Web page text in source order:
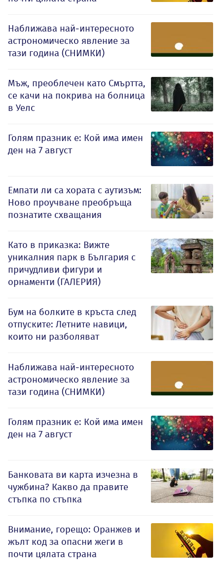
Наближава най-интересното
астрономическо явление за
тази година (СНИМКИ)
Мъж, преоблечен като Смъртта,
се качи на покрива на болница
в Уелс
Голям празник е: Кой има имен
ден на 7 август
Емпати ли са хората с аутизъм:
Ново проучване преобръща
познатите схващания
Като в приказка: Вижте
уникалния парк в България с
причудливи фигури и
орнаменти (ГАЛЕРИЯ)
Бум на болките в кръста след
отпуските: Летните навици,
които ни разболяват
Наближава най-интересното
астрономическо явление за
тази година (СНИМКИ)
Голям празник е: Кой има имен
ден на 7 август
Банковата ви карта изчезна в
чужбина? Какво да правите
стъпка по стъпка
Внимание, горещо: Оранжев и
жълт код за опасни жеги в
почти цялата страна